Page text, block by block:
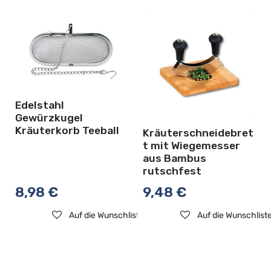
Edelstahl
Gewürzkugel
Kräuterkorb Teeball
8,98 €
Auf die Wunschliste
Kräuterschneidebret
t mit Wiegemesser
aus Bambus
rutschfest
9,48 €
Auf die